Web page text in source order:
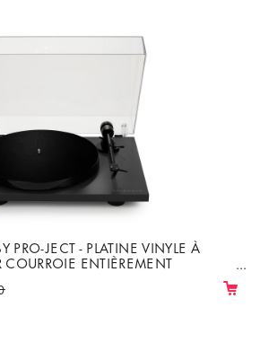
PRO-JECT - PLATINE VINYLE À
ENTIÈREMENT